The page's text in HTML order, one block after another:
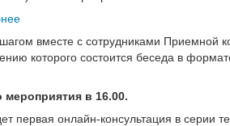
вместе с сотрудниками Приемной
которого состоится беседа в
мероприятия в 16.00.
первая онлайн-консультация в серии